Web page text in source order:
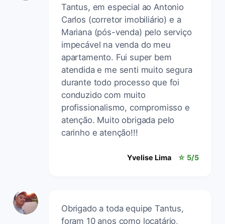
Tantus, em especial ao Antonio
Carlos (corretor imobiliário) e a
Mariana (pós-venda) pelo serviço
impecável na venda do meu
apartamento. Fui super bem
atendida e me senti muito segura
durante todo processo que foi
conduzido com muito
profissionalismo, compromisso e
atenção. Muito obrigada pelo
carinho e atenção!!!
Yvelise Lima ☆ 5/5
Obrigado a toda equipe Tantus,
foram 10 anos como locatário,